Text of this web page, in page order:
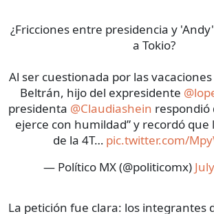
¿Fricciones entre presidencia y
a Tokio?
Al ser cuestionada por las
Beltrán, hijo del expresidente
presidenta @Claudiashein respondió
ejerce con humildad” y recordó
de la 4T… pic.twitter.com/
— Político MX (@politicomx)
La petición fue clara: los integrantes